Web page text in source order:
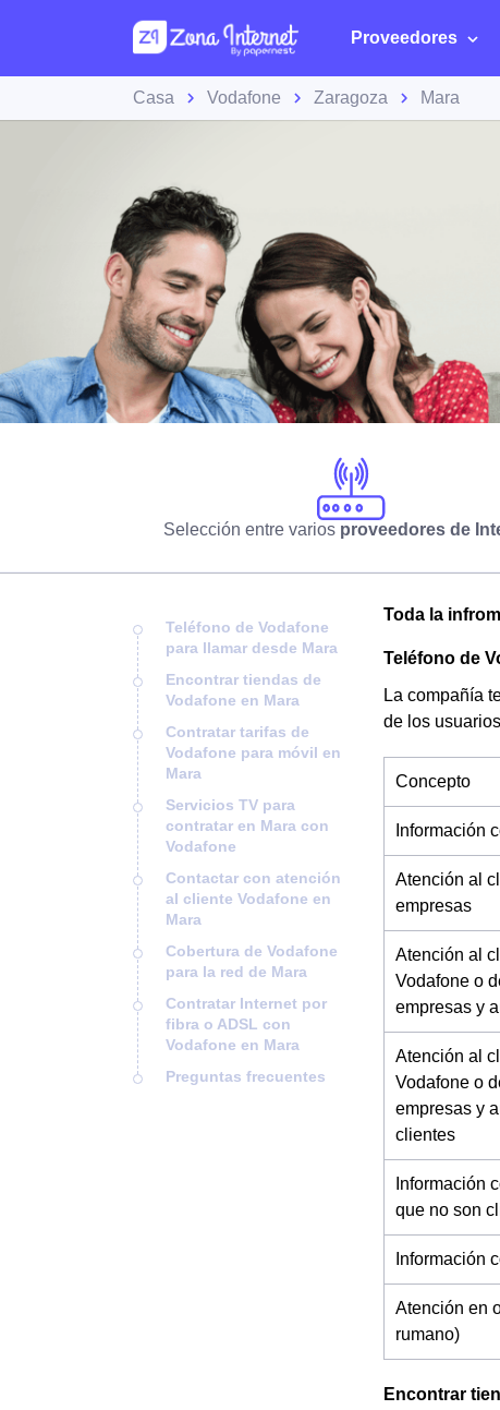
Proveedores
Casa Vodafone Zaragoza Mara
Selección entre varios proveedores de
Teléfono de Vodafone
para llamar desde Mara
Encontrar tiendas de
Vodafone en Mara
Contratar tarifas de
Vodafone para móvil en
Mara
Servicios TV para
contratar en Mara con
Vodafone
Contactar con atención
al cliente Vodafone en
Mara
Cobertura de Vodafone
para la red de Mara
Contratar Internet por
fibra o ADSL con
Vodafone en Mara
Preguntas frecuentes
Toda la
Teléfono de
La compañía
de los
Concepto
Información
Atención al
empresas
Atención al
Vodafone o
empresas y
Atención al
Vodafone o
empresas y
clientes
Información
que no son
Información
Atención en
rumano)
Encontrar